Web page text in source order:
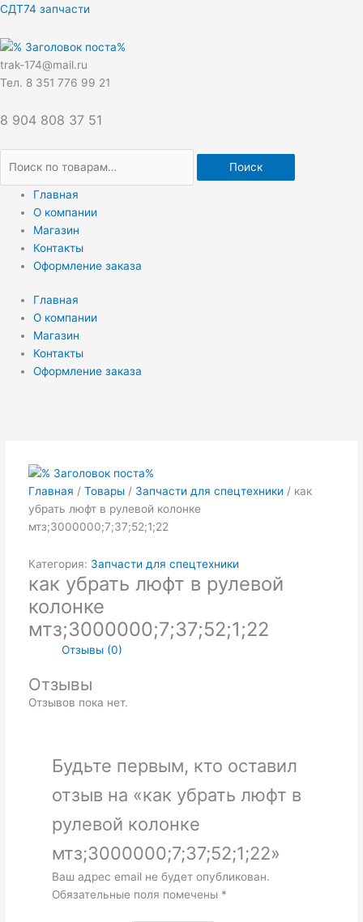
Перейти
содержимому
СДТ74 запчасти
trak-174@mail.ru
Тел. 8 351 776 99 21
8 904 808 37 51
Искать:
Поиск
Главная
О компании
Магазин
Контакты
Оформление заказа
Главная
О компании
Магазин
Контакты
Оформление заказа
Главная / Товары/ Запчасти для спецтехники / как
убрать люфт в рулевой колонке
мтз;3000000;7;37;52;1;22
Категория: Запчасти для спецтехники
как убрать люфт в рулевой
колонке
мтз;3000000;7;37;52;1;22
Отзывы (0)
Отзывы
Отзывов пока нет.
Будьте первым, кто оставил
отзыв на «как убрать люфт в
рулевой колонке
мтз;3000000;7;37;52;1;22»
Ваш адрес email не будет опубликован.
Обязательные поля помечены *